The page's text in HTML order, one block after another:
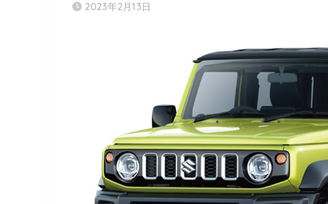
2023年2月13日